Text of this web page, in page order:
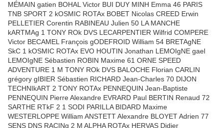
MÉMAIN gatien BOHAL Victor BUI DUY MINH Emma 46 PARIS
TNB SPORT 2 kOSMIC ROTAx BOBET Nicolas CREED Erwin
PELLETIER Corentin RABINEAU Julien 50 LA MANCHE
kARTMAg 1 TONY ROk DVS LECARPENTIER Wilfrid COMPERE
Victor BECAMEL François gODEFROID William 54 BRETAgNE
SkC 1 kOSMIC ROTAx EVO HOUTIN Jonathan LEMOIgNE gael
LEMOIgNE Sébastien ROBIN Maxime 61 ORNE SPEED
ADVENTURE 1 M TONY ROk DVS BALOCHE Florian CARLIN
grégory gIBIER Sébastien RICHARD Jean-Charles 70 DIJON
TECHNIkART 2 TONY ROTAx PENNEQUIN Jean-Baptiste
PENNEQUIN Pierre Alexandre EVRARD Paul BERTIN Renaud 72
SARTHE RTkF 2 1 SODI PARILLA BIDARD Maxime
WESTERLOPPE William ANSTETT Alexandre BLOYET Adrien 77
SENS DNS RACINg 2 M ALPHA ROTAx HERVAS Didier